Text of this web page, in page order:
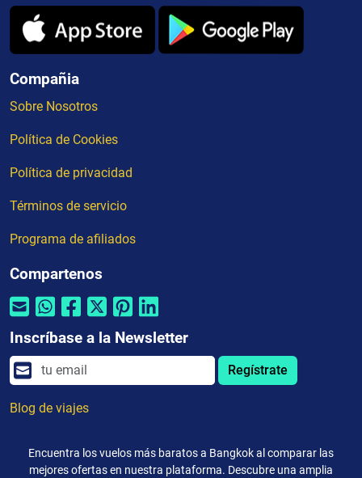
Compañia
Sobre Nosotros
Política de Cookies
Política de privacidad
Términos de servicio
Programa de afiliados
Compartenos
Inscríbase a la Newsletter
Regístrate
Blog de viajes
Encuentra los vuelos más baratos a Bangkok al comparar las
mejores ofertas en nuestra plataforma. Descubre una amplia